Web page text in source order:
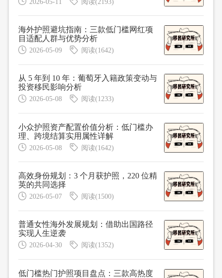
2026-05-11 阅读(2193)
海外护照避坑指南：三款低门槛网红项
目适配人群与优势分析
2026-05-09 阅读(1642)
从 5 年到 10 年：葡萄牙入籍政策变动与
投资移民影响分析
2026-05-08 阅读(1233)
小众护照资产配置价值分析：低门槛办
理、跨境结算实用属性详解
2026-05-08 阅读(1642)
高效身份规划：3 个月获护照，220 位精
英的共同选择
2026-05-07 阅读(1500)
普通女性海外发展规划：借助出国路径
实现人生逆袭
2026-04-30 阅读(1352)
低门槛热门护照项目盘点：三款高热度